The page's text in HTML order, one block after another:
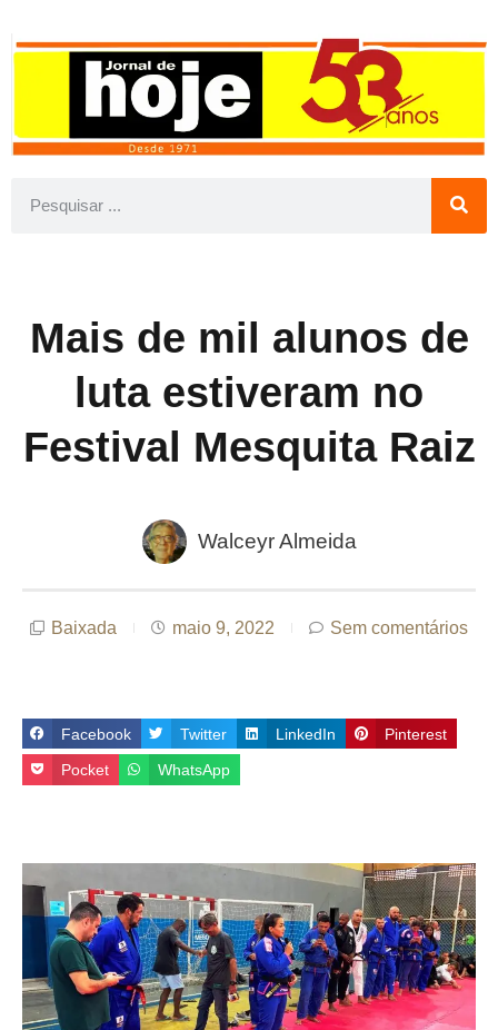
Mais de mil alunos de
luta estiveram no
Festival Mesquita Raiz
Walceyr Almeida
Baixada maio 9, 2022 Sem comentários
Facebook Twitter LinkedIn Pinterest
Pocket WhatsApp